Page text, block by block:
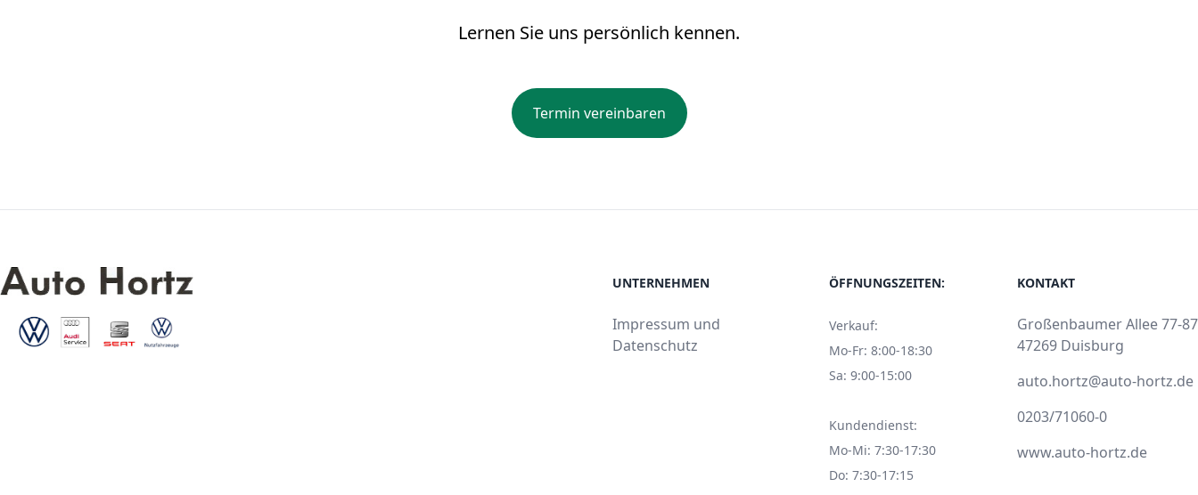
Lernen Sie uns persönlich kennen.
Termin vereinbaren
UNTERNEHMEN
Impressum und
Datenschutz
ÖFFNUNGSZEITEN:
Verkauf:
Mo-Fr: 8:00-18:30
Sa: 9:00-15:00
Kundendienst:
Mo-Mi: 7:30-17:30
Do: 7:30-17:15
KONTAKT
Großenbaumer Allee 77-87
47269 Duisburg
auto.hortz@auto-hortz.de
0203/71060-0
www.auto-hortz.de